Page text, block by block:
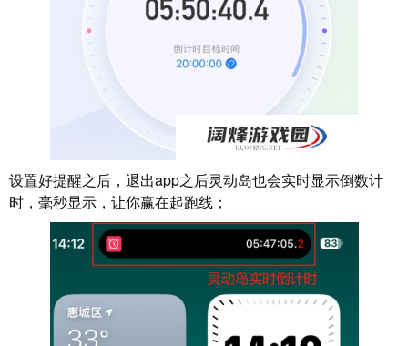
设置好提醒之后，退出app之后灵动岛也会实时显示倒数计
时，毫秒显示，让你赢在起跑线；